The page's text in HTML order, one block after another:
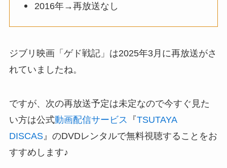
2016年→再放送なし
ジブリ映画「ゲド戦記」は2025年3月に再放送がさ
れていましたね。
ですが、次の再放送予定は未定なので今すぐ見た
い方は公式動画配信サービス 『TSUTAYA
DISCAS』のDVDレンタルで無料視聴することをお
すすめします♪